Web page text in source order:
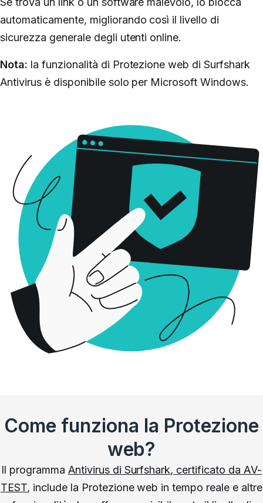
automaticamente, migliorando così il livello di
sicurezza generale degli utenti online.
Nota: la funzionalità di Protezione web di Surfshark
Antivirus è disponibile solo per Microsoft Windows.
Come funziona la Protezione
web?
Il programma Antivirus di Surfshark, certificato da AV-
TEST, include la Protezione web in tempo reale e altre